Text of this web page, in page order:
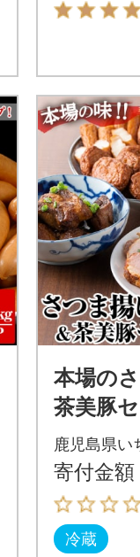
本場の
茶美豚
鹿児島県い
寄付金額
冷蔵